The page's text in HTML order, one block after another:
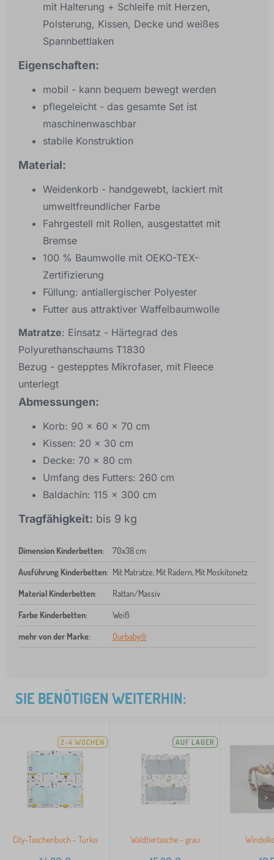
mit Halterung + Schleife mit Herzen,
Polsterung, Kissen, Decke und weißes
Spannbettlaken
Eigenschaften:
mobil - kann bequem bewegt werden
pflegeleicht - das gesamte Set ist
maschinenwaschbar
stabile Konstruktion
Material:
Weidenkorb - handgewebt, lackiert mit
umweltfreundlicher Farbe
Fahrgestell mit Rollen, ausgestattet mit
Bremse
100 % Baumwolle mit OEKO-TEX-
Zertifizierung
Füllung: antiallergischer Polyester
Futter aus attraktiver Waffelbaumwolle
Matratze: Einsatz - Härtegrad des
Polyurethanschaums T1830
Bezug - gestepptes Mikrofaser, mit Fleece
unterlegt
Abmessungen:
Korb: 90 x 60 x 70 cm
Kissen: 20 x 30 cm
Decke: 70 x 80 cm
Umfang des Futters: 260 cm
Baldachin: 115 x 300 cm
Tragfähigkeit: bis 9 kg
Dimension Kinderbetten: 70x38 cm
Ausführung Kinderbetten: Mit Matratze, Mit Rädern, Mit Moskitonetz
Material Kinderbetten: Rattan/Massiv
Farbe Kinderbetten: Weiß
mehr von der Marke: Ourbaby®
SIE BENÖTIGEN WEITERHIN:
2-4 WOCHEN
City-Taschenbuch - Türkis
AUF LAGER
Waldtiertasche - grau
>